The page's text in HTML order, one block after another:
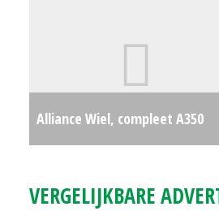
Alliance Wiel, compleet A350
VERGELIJKBARE